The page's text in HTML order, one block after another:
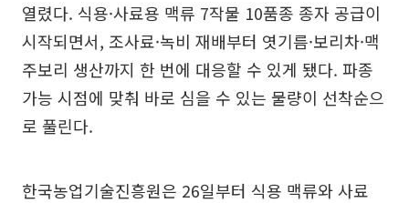
열렸다. 식용·사료용 맥류 7작물 10품종 종자 공급이
시작되면서, 조사료·녹비 재배부터 엿기름·보리차·맥
주보리 생산까지 한 번에 대응할 수 있게 됐다. 파종
가능 시점에 맞춰 바로 심을 수 있는 물량이 선착순으
로 풀린다.
한국농업기술진흥원은 26일부터 식용 맥류와 사료